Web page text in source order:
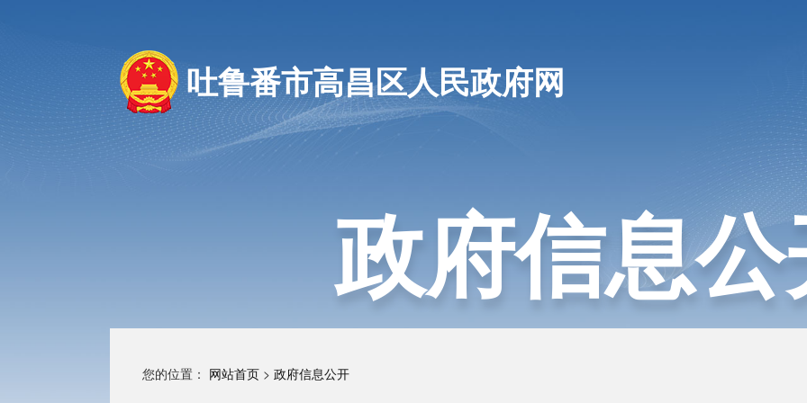
吐鲁番市高昌区人民政府网
政府信息
您的位置： 网站首页 > 政府信息公开